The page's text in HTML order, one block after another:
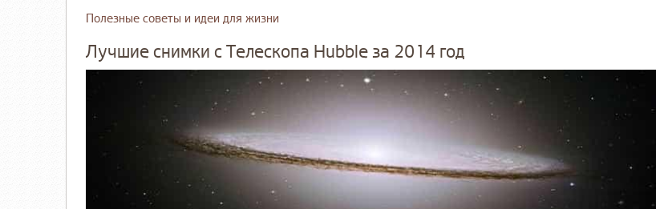
Полезные советы и идеи для жизни
Лучшие снимки с Телескопа Hubble за 2014 год